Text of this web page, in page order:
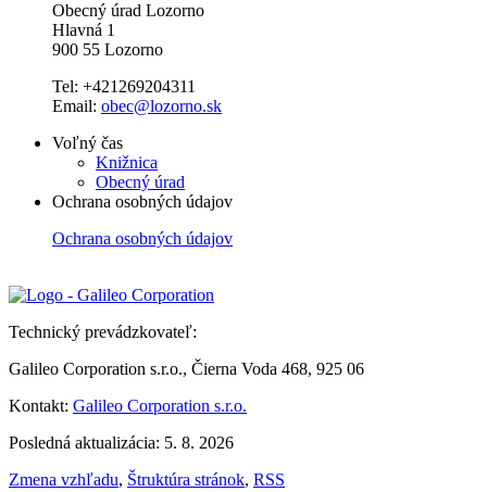
Obecný úrad Lozorno
Hlavná 1
900 55 Lozorno
Tel: +421269204311
Email: obec@lozorno.sk
Voľný čas
Knižnica
Obecný úrad
Ochrana osobných údajov
Ochrana osobných údajov
Technický prevádzkovateľ:
Galileo Corporation s.r.o., Čierna Voda 468, 925 06
Kontakt: Galileo Corporation s.r.o.
Posledná aktualizácia: 5. 8. 2026
Zmena vzhľadu, Štruktúra stránok, RSS